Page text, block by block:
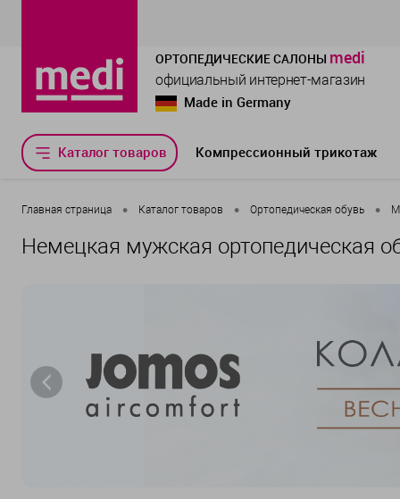
ОРТОПЕДИЧЕСКИЕ САЛОНЫ medi
официальный интернет-магазин
Made in Germany
Каталог товаров Компрессионный трикотаж
Главная страница • Каталог товаров • Ортопедическая обувь •
Немецкая мужская ортопедическая